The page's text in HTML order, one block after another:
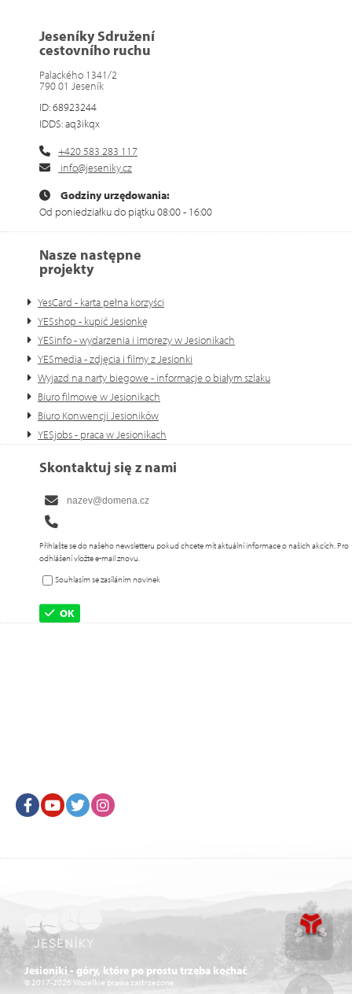
Jeseníky Sdružení
cestovního ruchu
Palackého 1341/2
790 01 Jeseník
ID: 68923244
IDDS: aq3ikqx
+420 583 283 117
info@jeseniky.cz
Godziny urzędowania:
Od poniedziałku do piątku 08:00 - 16:00
Nasze następne
projekty
YesCard - karta pełna korzyści
YESshop - kupić Jesionkę
YESinfo - wydarzenia i imprezy w Jesionikach
YESmedia - zdjęcia i filmy z Jesionki
Wyjazd na narty biegowe - informacje o białym szlaku
Biuro filmowe w Jesionikach
Biuro Konwencji Jesioników
YESjobs - praca w Jesionikach
Skontaktuj się z nami
Přihlašte se do našeho newsletteru pokud chcete mít aktuální informace o našich akcích. Pro
odhlášení vložte e-mail znovu.
Souhlasím se zasíláním novinek
OK
FacebookYoutubeTwitter
Jesioniki - góry, które po prostu trzeba kochać
© 2017-2026 Wszelkie prawa zastrzeżone. Go